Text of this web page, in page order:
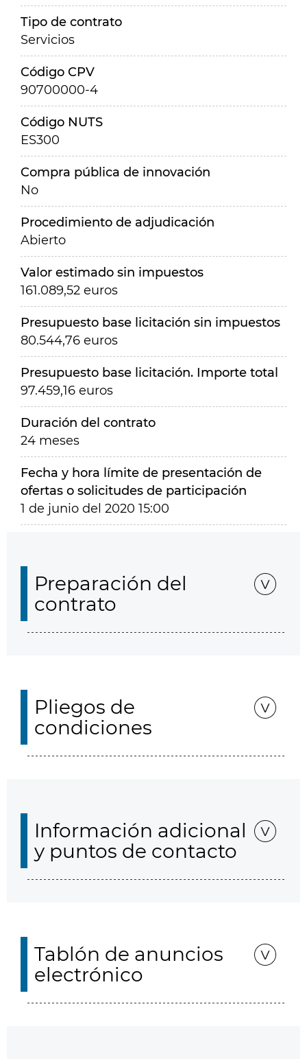
Tipo de contrato
Servicios
Código CPV
90700000-4
Código NUTS
ES300
Compra pública de innovación
No
Procedimiento de adjudicación
Abierto
Valor estimado sin impuestos
161.089,52 euros
Presupuesto base licitación sin impuestos
80.544,76 euros
Presupuesto base licitación. Importe total
97.459,16 euros
Duración del contrato
24 meses
Fecha y hora límite de presentación de
ofertas o solicitudes de participación
1 de junio del 2020 15:00
Preparación del
contrato
Pliegos de
condiciones
Información adicional
y puntos de contacto
Tablón de anuncios
electrónico